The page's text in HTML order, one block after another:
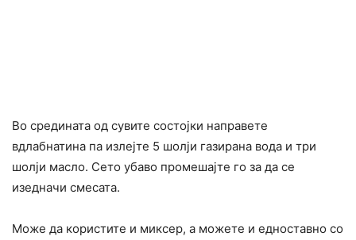
Во средината од сувите состојки направете
вдлабнатина па излејте 5 шолји газирана вода и три
шолји масло. Сето убаво промешајте го за да се
изедначи смесата.
Може да користите и миксер, а можете и едноставно со